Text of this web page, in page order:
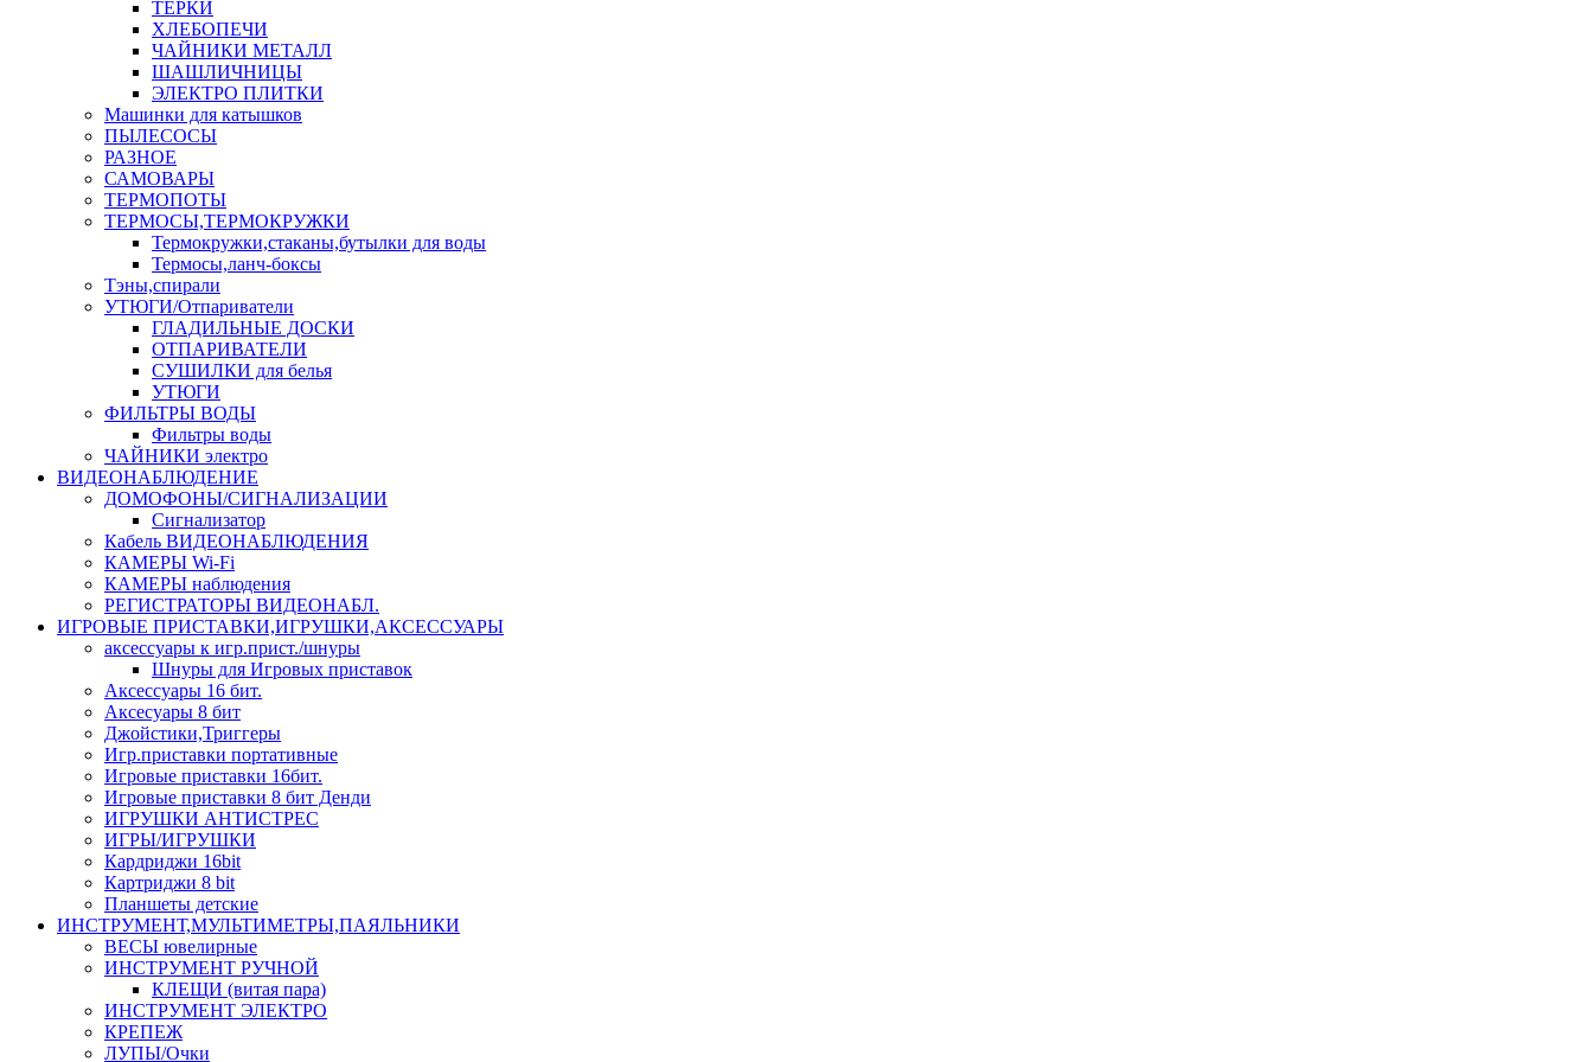
ТЕРКИ
ХЛЕБОПЕЧИ
ЧАЙНИКИ МЕТАЛЛ
ШАШЛИЧНИЦЫ
ЭЛЕКТРО ПЛИТКИ
Машинки для катышков
ПЫЛЕСОСЫ
РАЗНОЕ
САМОВАРЫ
ТЕРМОПОТЫ
ТЕРМОСЫ,ТЕРМОКРУЖКИ
Термокружки,стаканы,бутылки для воды
Термосы,ланч-боксы
Тэны,спирали
УТЮГИ/Отпариватели
ГЛАДИЛЬНЫЕ ДОСКИ
ОТПАРИВАТЕЛИ
СУШИЛКИ для белья
УТЮГИ
ФИЛЬТРЫ ВОДЫ
Фильтры воды
ЧАЙНИКИ электро
ВИДЕОНАБЛЮДЕНИЕ
ДОМОФОНЫ/СИГНАЛИЗАЦИИ
Сигнализатор
Кабель ВИДЕОНАБЛЮДЕНИЯ
КАМЕРЫ Wi-Fi
КАМЕРЫ наблюдения
РЕГИСТРАТОРЫ ВИДЕОНАБЛ.
ИГРОВЫЕ ПРИСТАВКИ,ИГРУШКИ,АКСЕССУАРЫ
аксесcуары к игр.прист./шнуры
Шнуры для Игровых приставок
Аксессуары 16 бит.
Аксесуары 8 бит
Джойстики,Триггеры
Игр.приставки портативные
Игровые приставки 16бит.
Игровые приставки 8 бит Денди
ИГРУШКИ АНТИСТРЕС
ИГРЫ/ИГРУШКИ
Кардриджи 16bit
Картриджи 8 bit
Планшеты детские
ИНСТРУМЕНТ,МУЛЬТИМЕТРЫ,ПАЯЛЬНИКИ
ВЕСЫ ювелирные
ИНСТРУМЕНТ РУЧНОЙ
КЛЕЩИ (витая пара)
ИНСТРУМЕНТ ЭЛЕКТРО
КРЕПЕЖ
ЛУПЫ/Очки